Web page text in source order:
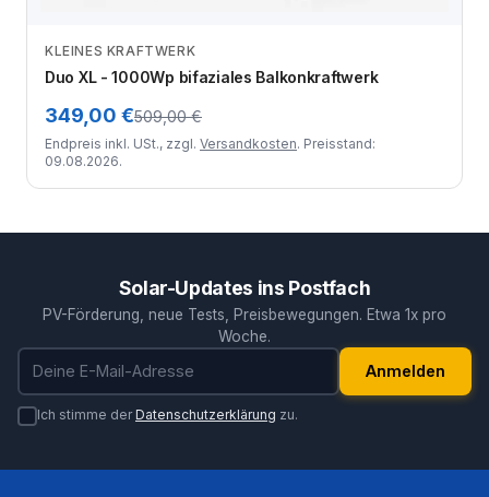
Zum Angebot
KLEINES KRAFTWERK
Duo XL - 1000Wp bifaziales Balkonkraftwerk
349,00 €509,00 €
Endpreis inkl. USt., zzgl. Versandkosten. Preisstand:
09.08.2026.
Solar-Updates ins Postfach
PV-Förderung, neue Tests, Preisbewegungen. Etwa 1x pro
Woche.
E-Mail-Adresse
Anmelden
Ich stimme derDatenschutzerklärung zu.